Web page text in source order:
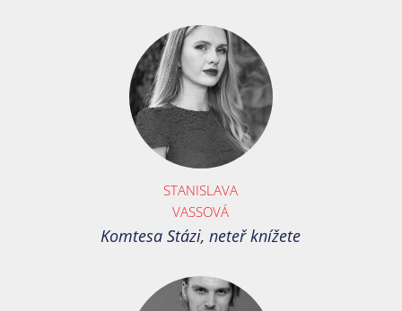
STANISLAVA
VASSOVÁ
Komtesa Stázi, neteř knížete